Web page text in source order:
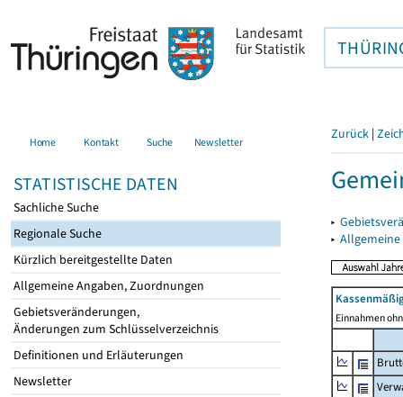
Home Kontakt Suche Newsletter
STATISTISCHE DATEN
Sachliche Suche
Regionale Suche
Kürzlich bereitgestellte Daten
Allgemeine Angaben, Zuordnungen
Gebietsveränderungen,
Änderungen zum Schlüsselverzeichnis
Definitionen und Erläuterungen
Newsletter
Zurück |
▸
▸
Einnahmen